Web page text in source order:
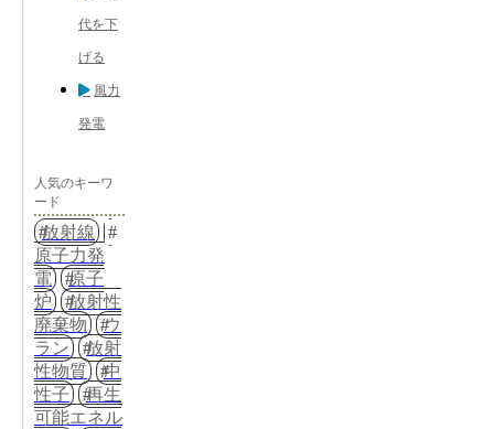
代を下
げる
風力
発電
人気のキーワ
ード
放射線
原子力発
電
原子
炉
放射性
廃棄物
ウ
ラン
放射
性物質
中
性子
再生
可能エネル